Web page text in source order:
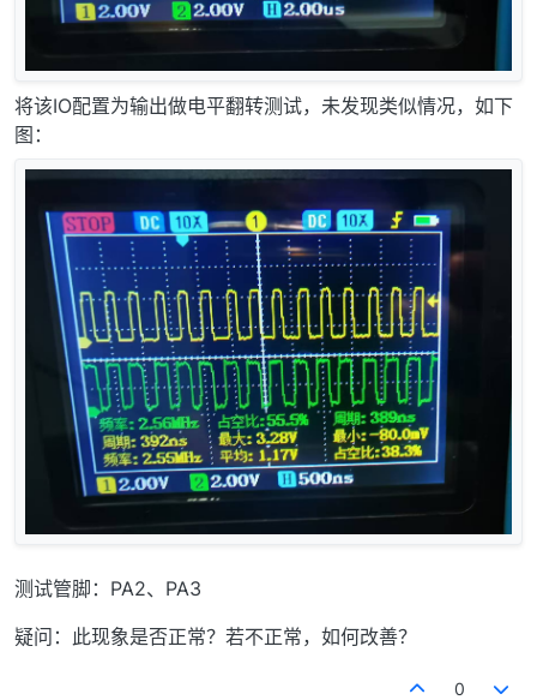
将该IO配置为输出做电平翻转测试，未发现类似情况，如下
图：
测试管脚：PA2、PA3
疑问：此现象是否正常？若不正常，如何改善？
0